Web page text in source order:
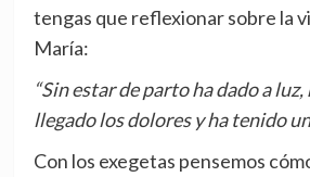
tengas que reflexionar sobre la
María:
“Sin estar de parto ha dado a
llegado los dolores y ha tenido
Con los exegetas pensemos